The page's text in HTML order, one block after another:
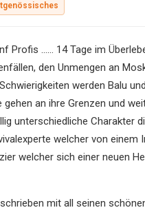
Profis …… 14 Tage im
den Unmengen an
werden Balu
an ihre Grenzen und
unterschiedliche Charakter
welcher von einem
welcher sich einer neuen
mit all seinen